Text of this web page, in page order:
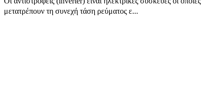
μετατρέπουν τη συνεχή τάση ρεύματος ε...